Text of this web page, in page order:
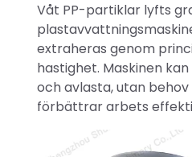
Våt PP-partiklar lyfts
extraheras genom
hastighet. Maskinen
och avlasta, utan
förbättrar arbets